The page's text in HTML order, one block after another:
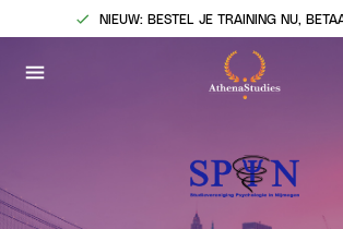
NIEUW: BESTEL JE TRAINING NU,